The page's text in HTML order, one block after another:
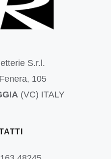
S.r.l.
105
(VC) ITALY